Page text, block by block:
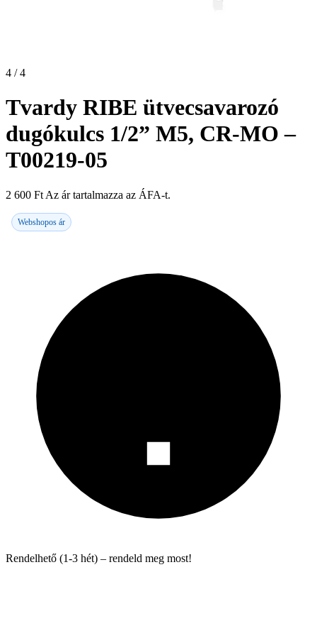
4 / 4
Tvardy RIBE ütvecsavarozó
dugókulcs 1/2” M5, CR-MO –
T00219-05
2 600 Ft Az ár tartalmazza az ÁFA-t.
Webshopos ár
Rendelhető (1-3 hét) – rendeld meg most!